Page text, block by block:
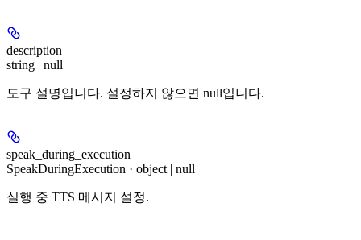
description
string | null
도구 설명입니다. 설정하지 않으면 null입니다.
speak_during_execution
SpeakDuringExecution · object | null
실행 중 TTS 메시지 설정.